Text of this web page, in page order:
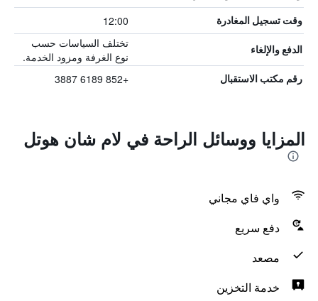
وقت تسجيل المغادرة 12:00
الدفع والإلغاء
تختلف السياسات حسب
نوع الغرفة ومزود الخدمة.
رقم مكتب الاستقبال +852 6189 3887
المزايا ووسائل الراحة في لام شان هوتل
واي فاي مجاني
دفع سريع
مصعد
خدمة التخزين